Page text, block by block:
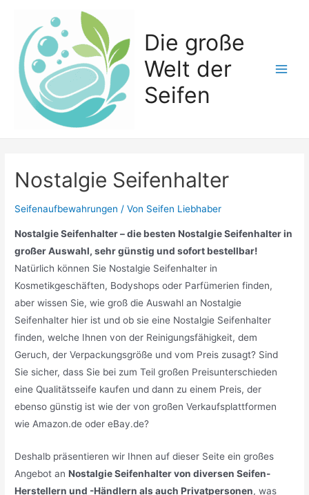
springen
Die große
Welt der
Seifen
Nostalgie Seifenhalter
Seifenaufbewahrungen / Von Seifen Liebhaber
Nostalgie Seifenhalter – die besten Nostalgie Seifenhalter in
großer Auswahl, sehr günstig und sofort bestellbar!
Natürlich können Sie Nostalgie Seifenhalter in
Kosmetikgeschäften, Bodyshops oder Parfümerien finden,
aber wissen Sie, wie groß die Auswahl an Nostalgie
Seifenhalter hier ist und ob sie eine Nostalgie Seifenhalter
finden, welche Ihnen von der Reinigungsfähigkeit, dem
Geruch, der Verpackungsgröße und vom Preis zusagt? Sind
Sie sicher, dass Sie bei zum Teil großen Preisunterschieden
eine Qualitätsseife kaufen und dann zu einem Preis, der
ebenso günstig ist wie der von großen Verkaufsplattformen
wie Amazon.de oder eBay.de?
Deshalb präsentieren wir Ihnen auf dieser Seite ein großes
Angebot anNostalgie Seifenhalter von diversen Seifen-
Herstellern und -Händlern als auch Privatpersonen, was